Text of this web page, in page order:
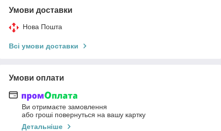
Умови доставки
Нова Пошта
Всі умови доставки
Умови оплати
Ви отримаєте замовлення
або гроші повернуться на вашу картку
Детальніше